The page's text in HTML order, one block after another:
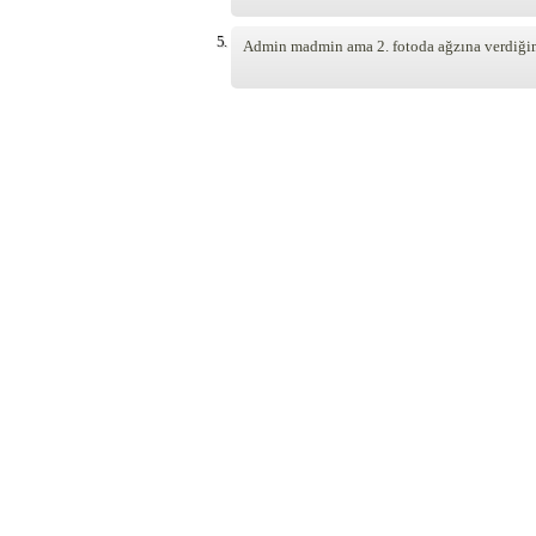
5. Admin madmin ama 2. fotoda ağzına